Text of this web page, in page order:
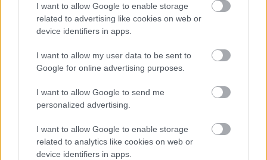
I want to allow Google to enable storage
related to advertising like cookies on web or
device identifiers in apps.
I want to allow my user data to be sent to
Google for online advertising purposes.
I want to allow Google to send me
personalized advertising.
I want to allow Google to enable storage
related to analytics like cookies on web or
device identifiers in apps.
sportsérülések, bélbetegségek esetén használnak,
valamint védelmet nyújtanak a fizikai
megerőltetéssel szemben, erősítik az
immunrendszert, védik a hajat, a bőrt és a körmöket,
regenerálnak és fenntartják a szervezet öngyógyító
erejét. A sós víz ezen kívül fertőtlenít antiszeptikusan,
vérzéscsillapító, s így sokféle bőrbetegségen is segít:
hatékony az ekcéma, a pszoriózis és az allergiás
bőrpanaszok kezelése terén is.
Ilyen thalasso kezelések az algafürdők, a tengervizes
medencében végzett mozgásterápiák, víz alatti